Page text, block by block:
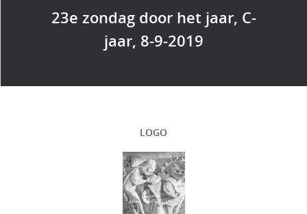
23e zondag door het jaar, C-
jaar, 8-9-2019
LOGO